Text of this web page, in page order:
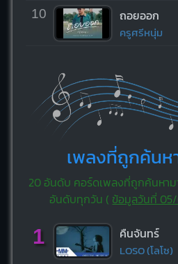
10 ถอยออก
ครูศรีหนุ่ม
เพลงที่ถูกค้นห
20 อันดับ คอร์ดเพลงที่ถูกค้นหา
อันดับทุกวัน ( ข้อมูลวันที่
1 คืนจันทร์
LOSO (โลโซ)